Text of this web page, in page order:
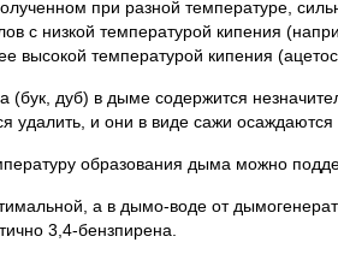
при разной температуре,
с низкой температурой кипения
высокой температурой кипения
дуб) в дыме содержится
удалить, и они в виде сажи
образования дыма можно
а в дымо-воде от
3,4-бензпирена.